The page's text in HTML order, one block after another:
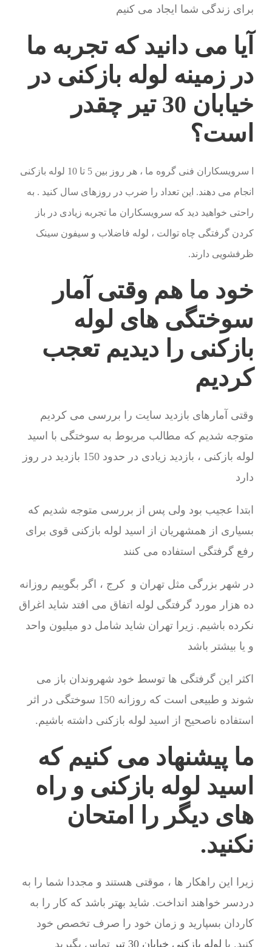
برای زندگی شما ایجاد می کنیم
آیا می دانید که تجربه ما
در زمینه لوله بازکنی در
خیابان 30 تیر چقدر
است؟
ا سرویسکاران فنی گروه ما ، هر روز بین 5 تا 10 لوله بازکنی
انجام می دهند. این تعداد را ضرب در روزهای سال کنید . به
راحتی خواهید دید که سرویسکاران ما تجربه زیادی در باز
کردن گرفتگی چاه توالت ، لوله فاضلاب و سیفون سینک
ظرفشویی دارند.
خود ما هم وقتی آمار
سوختگی های لوله
بازکنی را دیدیم تعجب
کردیم
وقتی آمارهای بازدید سایت را بررسی می کردیم
متوجه شدیم که مطالب مربوط به سوختگی با اسید
لوله بازکنی ، بازدید زیادی در حدود 150 بازدید در روز
دارد
ابتدا عجیب بود ولی پس از بررسی متوجه شدیم که
بسیاری از همشهریان از اسید لوله بازکنی قوی برای
رفع گرفتگی استفاده می کنند
در شهر بزرگی مثل تهران و کرج ، اگر بگوییم روزانه
ده هزار مورد گرفتگی لوله اتفاق می افتد شاید اغراق
نکرده باشیم. زیرا تهران شاید شامل دو میلیون واحد
و یا بیشتر باشد
اکثر این گرفتگی ها توسط خود شهروندان باز می
شوند و طبیعی است که روزانه 150 سوختگی در اثر
استفاده ناصحیح از اسید لوله بازکنی داشته باشیم.
ما پیشنهاد می کنیم که
اسید لوله بازکنی و راه
های دیگر را امتحان
نکنید.
زیرا این راهکار ها ، موقتی هستند و مجددا شما را به
دردسر خواهند انداخت. شاید بهتر باشد که کار را به
کاردان بسپارید و زمان خود را صرف تخصص خود
کنید. با لوله بازکنی خیابان 30 تیر تماس بگیرید